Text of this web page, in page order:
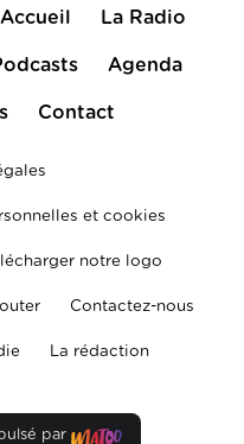
Accueil La Radio
Agenda
Contact
et cookies
notre logo
Contactez-nous
La rédaction
par